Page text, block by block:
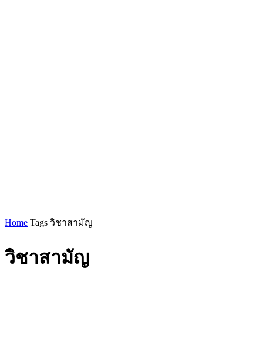
Home Tags วิชาสามัญ
วิชาสามัญ